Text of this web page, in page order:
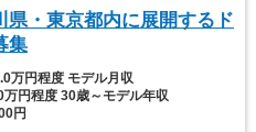
・東京都内に展開するド
集
万円程度 モデル月収
万円程度 30歳～モデル年収
円